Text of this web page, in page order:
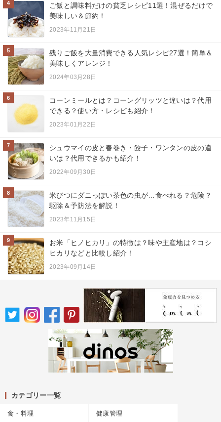
4
ご飯と調味料だけの貧乏レシピ11選！混ぜるだけで
美味しい＆節約！
2023年11月21日
5
残りご飯を大量消費できる人気レシピ27選！簡単＆
美味しくアレンジ！
2024年03月28日
6
コーンミールとは？コーングリッツと違いは？代用
できる？使い方・レシピも紹介！
2023年01月22日
7
シュウマイの皮と春巻き・餃子・ワンタンの皮の違
いは？代用できるかも紹介！
2022年09月30日
8
米びつにダニっぽい茶色の虫が…食べれる？危険？
駆除＆予防法を解説！
2023年11月15日
9
お米「ヒノヒカリ」の特徴は？味や主産地は？コシ
ヒカリなどと比較し紹介！
2023年09月14日
カテゴリー一覧
食・料理 健康管理